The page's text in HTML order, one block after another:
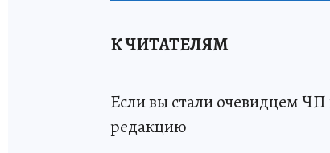
К ЧИТАТЕЛЯМ
Если вы стали очевидцем
редакцию